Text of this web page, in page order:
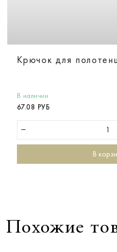
Крючок для
В наличии
67.08 РУБ
В
Похожие